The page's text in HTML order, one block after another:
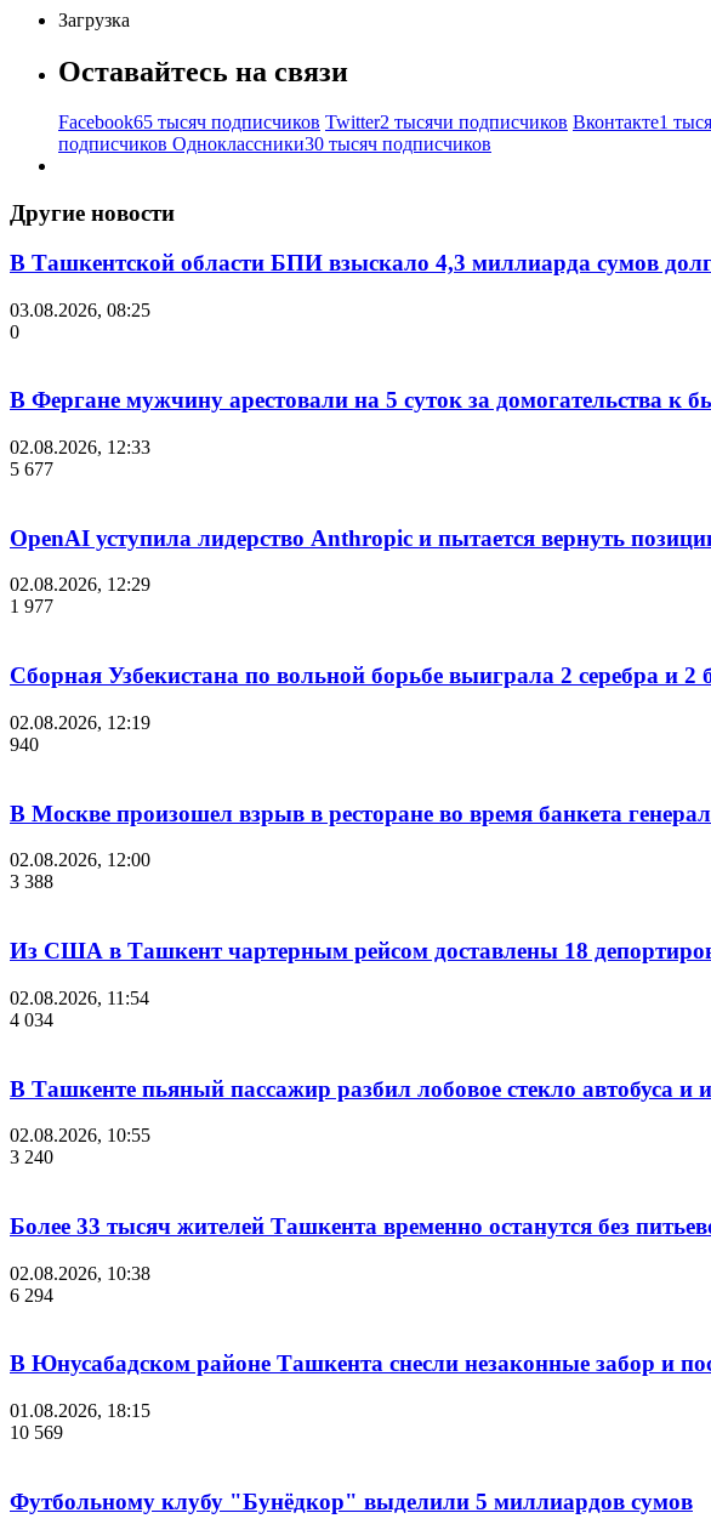
Загрузка
Оставайтесь на связи
Facebook65 тысяч подписчиков Twitter2 тысячи подписчиков Вконтакте1
подписчиков Одноклассники30 тысяч подписчиков
Другие новости
В Ташкентской области БПИ взыскало 4,3 миллиарда сумов
03.08.2026, 08:25
0
В Фергане мужчину арестовали на 5 суток за домогательства к
02.08.2026, 12:33
5 677
OpenAI уступила лидерство Anthropic и пытается вернуть
02.08.2026, 12:29
1 977
Сборная Узбекистана по вольной борьбе выиграла 2 серебра и
02.08.2026, 12:19
940
В Москве произошел взрыв в ресторане во время банкета
02.08.2026, 12:00
3 388
Из США в Ташкент чартерным рейсом доставлены 18
02.08.2026, 11:54
4 034
В Ташкенте пьяный пассажир разбил лобовое стекло автобуса и
02.08.2026, 10:55
3 240
Более 33 тысяч жителей Ташкента временно останутся без
02.08.2026, 10:38
6 294
В Юнусабадском районе Ташкента снесли незаконные забор и
01.08.2026, 18:15
10 569
Футбольному клубу "Бунёдкор" выделили 5 миллиардов сумов